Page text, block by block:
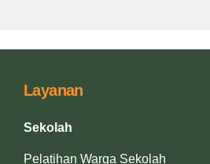
Layanan
Sekolah
Pelatihan Warga Sekolah